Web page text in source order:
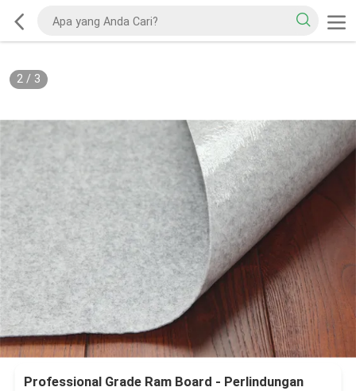
2/ 3
Professional Grade Ram Board - Perlindungan